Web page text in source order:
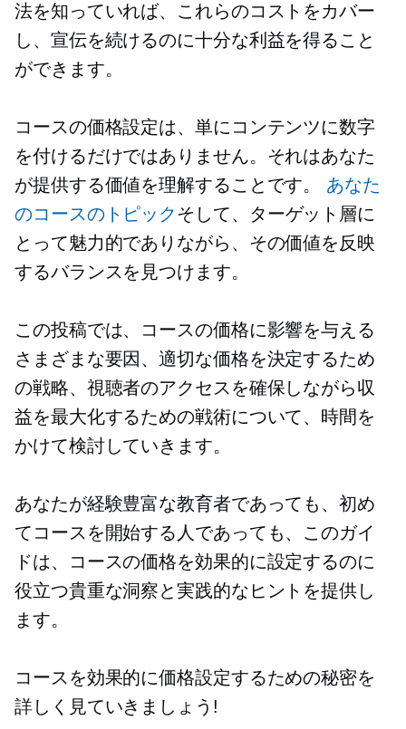
法を知っていれば、これらのコストをカバー
し、宣伝を続けるのに十分な利益を得ること
ができます。
コースの価格設定は、単にコンテンツに数字
を付けるだけではありません。それはあなた
が提供する価値を理解することです。 あなた
のコースのトピックそして、ターゲット層に
とって魅力的でありながら、その価値を反映
するバランスを見つけます。
この投稿では、コースの価格に影響を与える
さまざまな要因、適切な価格を決定するため
の戦略、視聴者のアクセスを確保しながら収
益を最大化するための戦術について、時間を
かけて検討していきます。
あなたが経験豊富な教育者であっても、初め
てコースを開始する人であっても、このガイ
ドは、コースの価格を効果的に設定するのに
役立つ貴重な洞察と実践的なヒントを提供し
ます。
コースを効果的に価格設定するための秘密を
詳しく見ていきましょう!